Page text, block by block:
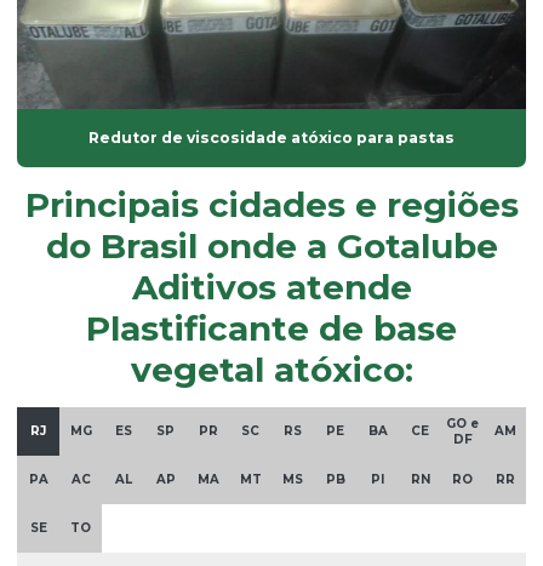
óleo dop
óleo plastificante para borracha
Onde comprar plastificantes
óxido de alumínio
óxido de magnésio
óxido de zinco em pó
Parafina em pó
Plastificante de base vegetal atóxico
Plastificante de poliuretano
Redutor de viscosidade atóxico para pastas
Principais cidades e regiões
do Brasil onde a Gotalube
Aditivos atende
Plastificante de base
vegetal atóxico:
RJ MG ES SP PR SC RS PE BA CE
GO e
DF
AM
PA AC AL AP MA MT MS PB PI RN RO RR
SE TO